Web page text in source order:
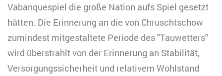
Vabanquespiel die große Nation aufs Spiel gesetzt
hätten. Die Erinnerung an die von Chruschtschow
zumindest mitgestaltete Periode des "Tauwetters"
wird überstrahlt von der Erinnerung an Stabilität,
Versorgungssicherheit und relativem Wohlstand